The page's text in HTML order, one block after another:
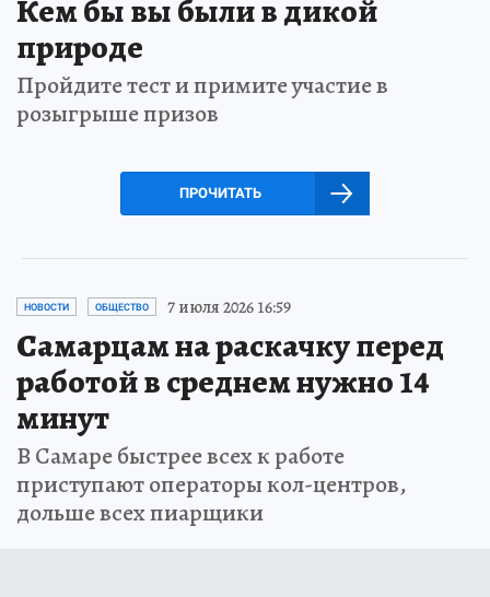
Кем бы вы были в дикой
природе
Пройдите тест и примите участие в
розыгрыше призов
ПРОЧИТАТЬ
НОВОСТИ ОБЩЕСТВО 7 июля 2026 16:59
Самарцам на раскачку перед
работой в среднем нужно 14
минут
В Самаре быстрее всех к работе
приступают операторы кол-центров,
дольше всех пиарщики